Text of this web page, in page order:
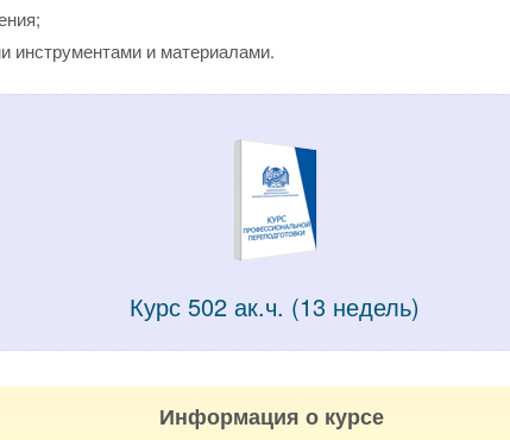
и материалами.
Курс 502 ак.ч. (13 недель)
Информация о курсе